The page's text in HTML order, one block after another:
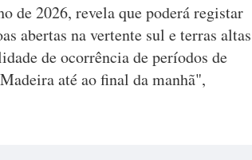
de 2026, revela que poderá registar
abertas na vertente sul e terras altas
de ocorrência de períodos de
até ao final da manhã",